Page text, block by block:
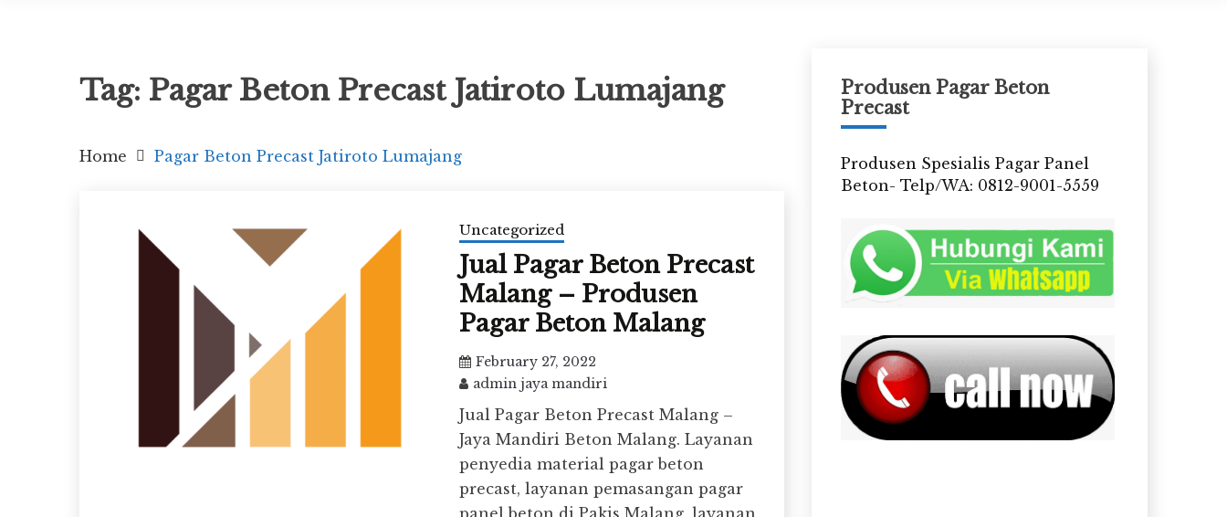
Tag: Pagar Beton Precast Jatiroto Lumajang
Home Pagar Beton Precast Jatiroto Lumajang
Uncategorized
Jual Pagar Beton Precast
Malang – Produsen
Pagar Beton Malang
February 27, 2022
admin jaya mandiri
Jual Pagar Beton Precast Malang –
Jaya Mandiri Beton Malang. Layanan
penyedia material pagar beton
precast, layanan pemasangan pagar
Produsen Pagar Beton
Precast
Produsen Spesialis Pagar Panel
Beton- Telp/WA: 0812-9001-5559